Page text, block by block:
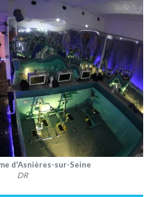
d'Asnières-sur-Seine
DR